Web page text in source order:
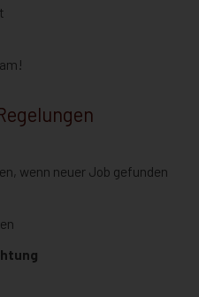
wenn neuer Job gefunden